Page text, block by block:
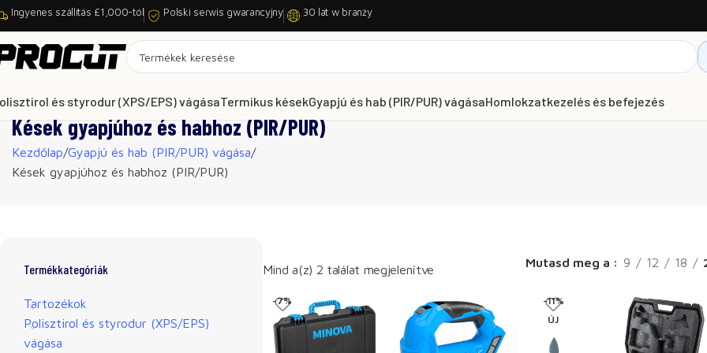
Ingyenes szállítás £1,000-tól Polski serwis gwarancyjny 30 lat w branży
és styrodur (XPS/EPS) vágásaTermikus késekGyapjú és hab (PIR/PUR) vágásaHomlokzatkezelés és befejezés
Kések gyapjúhoz és habhoz (PIR/PUR)
Kezdőlap Gyapjú és hab (PIR/PUR) vágása
Kések gyapjúhoz és habhoz (PIR/PUR)
Termékkategóriák
Tartozékok
Polisztirol és styrodur (XPS/EPS)
vágása
Mind a(z) 2 találat megjelenítve Mutasd meg a 9 12 18
-7%
-11%
ÚJ